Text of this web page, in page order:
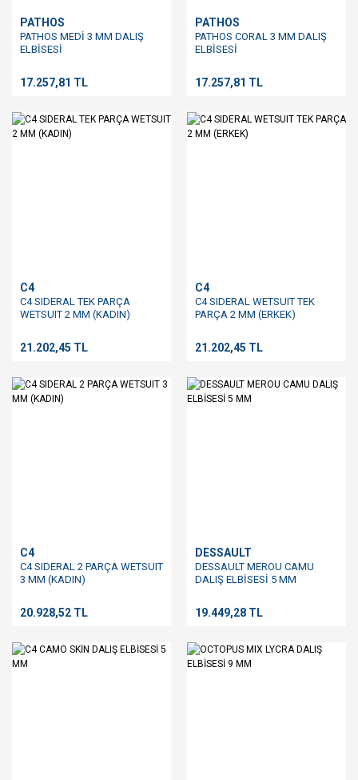
PATHOS
PATHOS MEDİ 3 MM DALIŞ
ELBİSESİ
17.257,81 TL
PATHOS
PATHOS CORAL 3 MM DALIŞ
ELBİSESİ
17.257,81 TL
C4
C4 SIDERAL TEK PARÇA
WETSUIT 2 MM (KADIN)
21.202,45 TL
C4
C4 SIDERAL WETSUIT TEK
PARÇA 2 MM (ERKEK)
21.202,45 TL
C4
C4 SIDERAL 2 PARÇA WETSUIT
3 MM (KADIN)
20.928,52 TL
DESSAULT
DESSAULT MEROU CAMU
DALIŞ ELBİSESİ 5 MM
19.449,28 TL